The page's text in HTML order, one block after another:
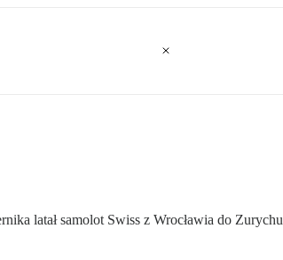
latał samolot Swiss z Wrocławia do Zurychu